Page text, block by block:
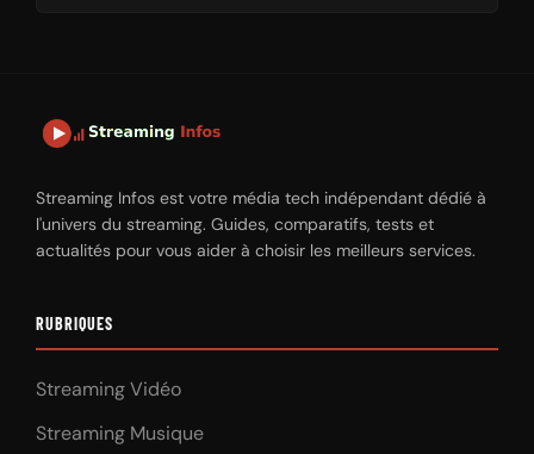
Streaming Infos est votre média tech indépendant dédié à
l'univers du streaming. Guides, comparatifs, tests et
actualités pour vous aider à choisir les meilleurs services.
RUBRIQUES
Streaming Vidéo
Streaming Musique